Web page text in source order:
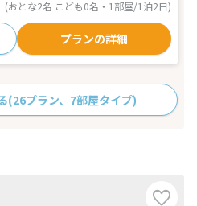
(おとな2名 こども0名・1部屋/1泊2日)
プランの詳細
(26プラン、7部屋タイプ)